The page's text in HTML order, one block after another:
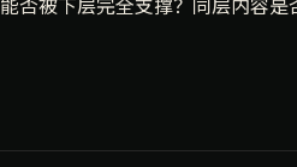
否被下层完全支撑？同层内容是